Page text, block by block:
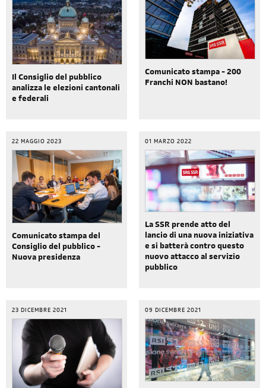
Il Consiglio del pubblico
analizza le elezioni cantonali
e federali
Comunicato stampa - 200
Franchi NON bastano!
22 MAGGIO 2023
Comunicato stampa del
Consiglio del pubblico -
Nuova presidenza
01 MARZO 2022
La SSR prende atto del
lancio di una nuova iniziativa
e si batterà contro questo
nuovo attacco al servizio
pubblico
23 DICEMBRE 2021 09 DICEMBRE 2021